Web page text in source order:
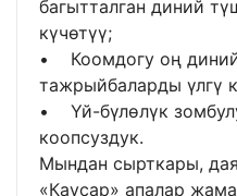
багытталган диний
күчөтүү;
• Коомдогу оң
тажрыйбаларды үлгү
• Үй-бүлөлүк
коопсуздук.
Мындан сырткары,
«Каусар» апалар